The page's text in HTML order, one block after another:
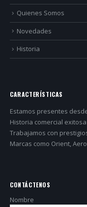
Quienes Somos
Novedades
Historia
CARACTERÍSTICAS
Estamos presentes
Historia comercial
Trabajamos con
Marcas como Orient,
CONTÁCTENOS
Nombre